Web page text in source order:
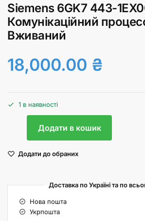
Siemens 6GK7 443-
Комунікаційний
Вживаний
18,000.00 ₴
1 в наявності
Додати в кошик
Додати до обраних
Доставка по Україні та по
Нова пошта
Укрпошта